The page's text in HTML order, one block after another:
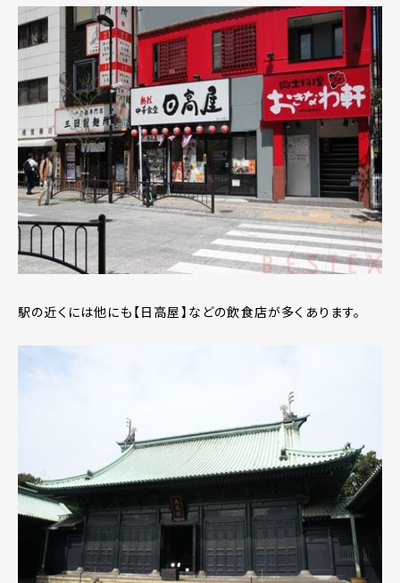
駅の近くには他にも【日高屋】などの飲食店が多くあります。